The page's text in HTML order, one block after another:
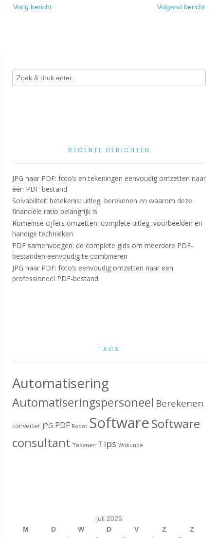
navigatie
Vorig bericht Volgend bericht
RECENTE BERICHTEN
JPG naar PDF: foto’s en tekeningen eenvoudig omzetten naar
één PDF-bestand
Solvabiliteit betekenis: uitleg, berekenen en waarom deze
financiële ratio belangrijk is
Romeinse cijfers omzetten: complete uitleg, voorbeelden en
handige technieken
PDF samenvoegen: de complete gids om meerdere PDF-
bestanden eenvoudig te combineren
JPG naar PDF: foto’s eenvoudig omzetten naar een
professioneel PDF-bestand
TAGS
Automatisering
Automatiseringspersoneel Berekenen
converter JPG PDF Robot SoftwareSoftware
consultant Tekenen Tips Wiskunde
juli 2026
M
D W D V Z
Z